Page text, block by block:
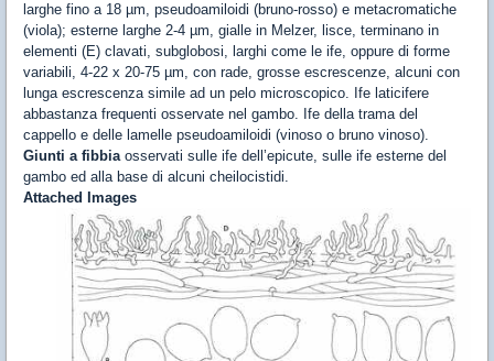
larghe fino a 18 µm, pseudoamiloidi (bruno-rosso) e metacromatiche
(viola); esterne larghe 2-4 µm, gialle in Melzer, lisce, terminano in
elementi (E) clavati, subglobosi, larghi come le ife, oppure di forme
variabili, 4-22 x 20-75 µm, con rade, grosse escrescenze, alcuni con
lunga escrescenza simile ad un pelo microscopico. Ife laticifere
abbastanza frequenti osservate nel gambo. Ife della trama del
cappello e delle lamelle pseudoamiloidi (vinoso o bruno vinoso).
Giunti a fibbia osservati sulle ife dell’epicute, sulle ife esterne del
gambo ed alla base di alcuni cheilocistidi.
Attached Images